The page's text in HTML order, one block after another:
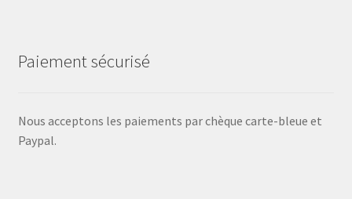
Paiement sécurisé
Nous acceptons les paiements par chèque carte-bleue et
Paypal.